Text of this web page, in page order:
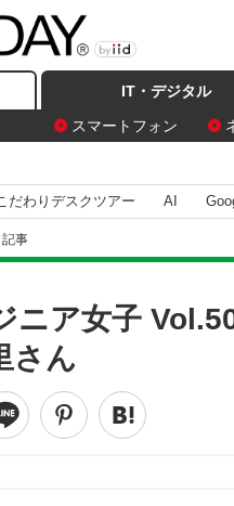
IT・デジタル
スマートフォン
だわりデスクツアー AI
記事
ニア女子
さん